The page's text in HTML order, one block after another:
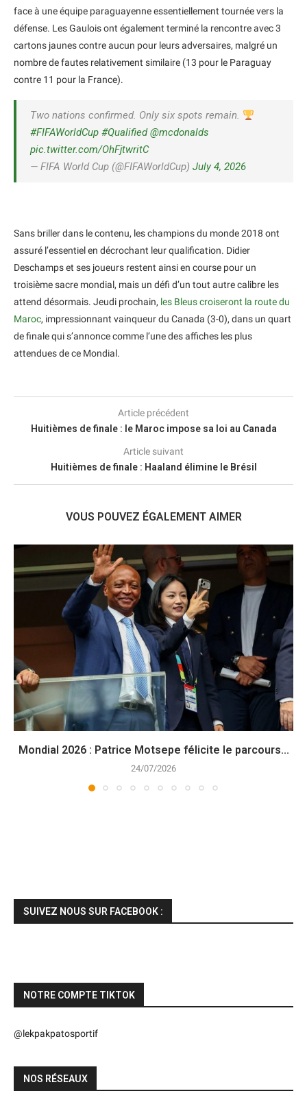
face à une équipe paraguayenne essentiellement tournée vers la
défense. Les Gaulois ont également terminé la rencontre avec 3
cartons jaunes contre aucun pour leurs adversaires, malgré un
nombre de fautes relativement similaire (13 pour le Paraguay
contre 11 pour la France).
Two nations confirmed. Only six spots remain.
#FIFAWorldCup #Qualified @mcdonalds
pic.twitter.com/OhFjtwritC
— FIFA World Cup (@FIFAWorldCup) July 4, 2026
Sans briller dans le contenu, les champions du monde 2018 ont
assuré l’essentiel en décrochant leur qualification. Didier
Deschamps et ses joueurs restent ainsi en course pour un
troisième sacre mondial, mais un défi d’un tout autre calibre les
attend désormais. Jeudi prochain, les Bleus croiseront la route du
Maroc, impressionnant vainqueur du Canada (3-0), dans un quart
de finale qui s’annonce comme l’une des affiches les plus
attendues de ce Mondial.
Article précédent
Huitièmes de finale : le Maroc impose sa loi au Canada
Article suivant
Huitièmes de finale : Haaland élimine le Brésil
VOUS POUVEZ ÉGALEMENT AIMER
Mondial 2026 : Patrice Motsepe félicite le parcours...
24/07/2026
SUIVEZ NOUS SUR FACEBOOK :
NOTRE COMPTE TIKTOK
@lekpakpatosportif
NOS RÉSEAUX